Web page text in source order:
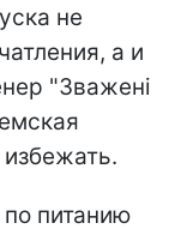
не
а и
"Зважені
избежать.
питанию